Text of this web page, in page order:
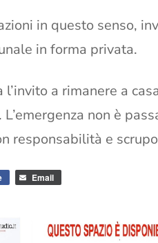
in questo senso,
in forma privata.
a rimanere a
non è
responsabilità e
Email